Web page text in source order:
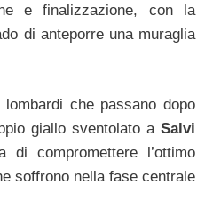
e finalizzazione, con la
di anteporre una muraglia
che passano dopo
giallo sventolato aSalvi
di compromettere l’ottimo
soffrono nella fase centrale